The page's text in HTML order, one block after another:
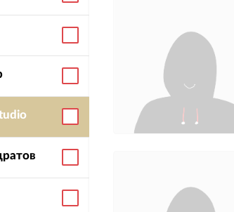
Средняя оценка
клиентами:
4.9